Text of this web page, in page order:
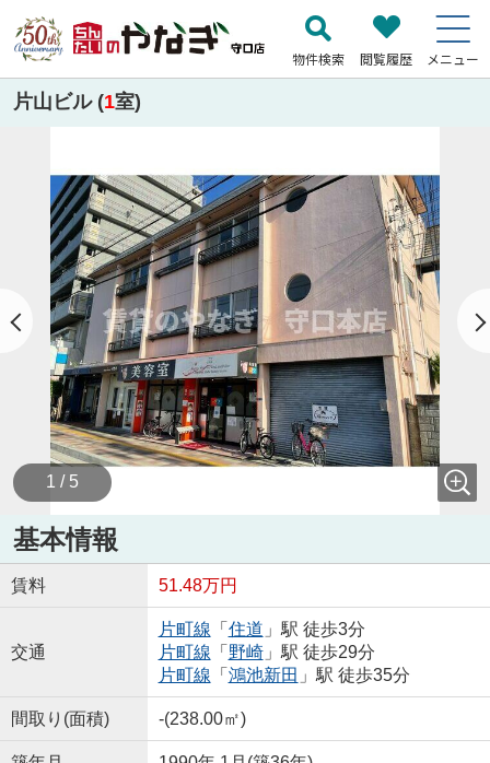
物件検索 閲覧履歴 メニュー
片山ビル (1室)
1 / 5
基本情報
賃料 51.48万円
交通
片町線 「 住道 」駅 徒歩3分
片町線 「 野崎」駅 徒歩29分
片町線 「 鴻池新田 」駅 徒歩35分
間取り(面積) -(238.00㎡)